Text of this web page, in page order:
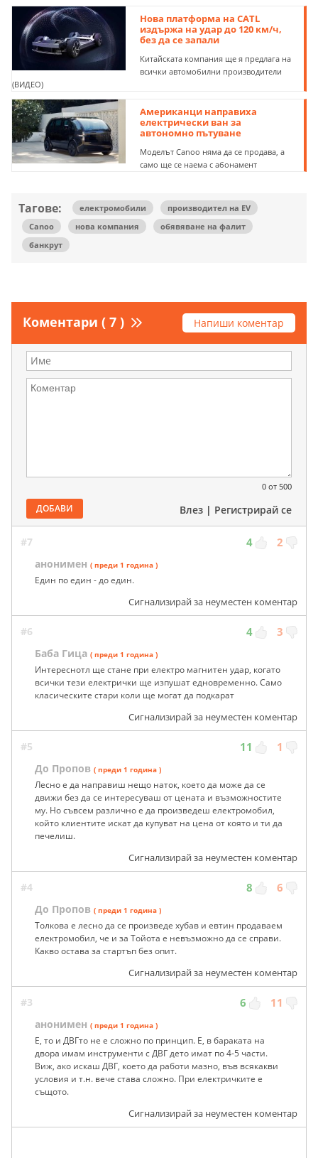
Нова платформа на CATL
издържа на удар до 120 км/ч,
без да се запали
Китайската компания ще я предлага на
всички автомобилни производители
(ВИДЕО)
Американци направиха
електрически ван за
автономно пътуване
Моделът Canoo няма да се продава, а
само ще се наема с абонамент
Тагове: електромобили
производител на EV
Canoo
нова компания
обявяване на фалит
банкрут
Коментари ( 7 ) Напиши коментар
0 от 500
ДОБАВИ Влез | Регистрирай се
#7 4 2
анонимен ( преди 1 година )
Един по един - до един.
Сигнализирай за неуместен коментар
#6 4 3
Баба Гица ( преди 1 година )
Интереснотл ще стане при електро магнитен удар, когато
всички тези електрички ще изпушат едновременно. Само
класическите стари коли ще могат да подкарат
Сигнализирай за неуместен коментар
#5 11 1
До Пропов ( преди 1 година )
Лесно е да направиш нещо наток, което да може да се
движи без да се интересуваш от цената и възможностите
му. Но съвсем различно е да произведеш електромобил,
който клиентите искат да купуват на цена от която и ти да
печелиш.
Сигнализирай за неуместен коментар
#4 8 6
До Пропов ( преди 1 година )
Толкова е лесно да се произведе хубав и евтин продаваем
електромобил, че и за Тойота е невъзможно да се справи.
Какво остава за стартъп без опит.
Сигнализирай за неуместен коментар
#3 6 11
анонимен ( преди 1 година )
Е, то и ДВГто не е сложно по принцип. Е, в бараката на
двора имам инструменти с ДВГ дето имат по 4-5 части.
Виж, ако искаш ДВГ, което да работи мазно, във всякакви
условия и т.н. вече става сложно. При електричките е
същото.
Сигнализирай за неуместен коментар